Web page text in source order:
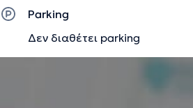
διάθεση και στηρίζεται σε
διατροφής, υγείας κι ευεξίας του
συνεδρίες, πραγματοποιούνται
διαιτολογικό γραφείο Restart
Parking
Δεν διαθέτει parking